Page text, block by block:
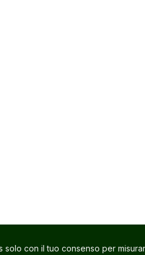
solo con il tuo consenso per